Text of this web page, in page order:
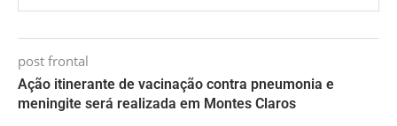
post frontal
Ação itinerante de vacinação contra pneumonia e
meningite será realizada em Montes Claros